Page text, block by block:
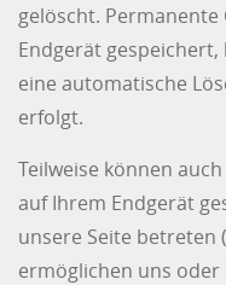
gelöscht.
Endgerät
eine automatische
erfolgt.
Teilweise können
auf Ihrem Endgerät
unsere Seite betreten
ermöglichen uns